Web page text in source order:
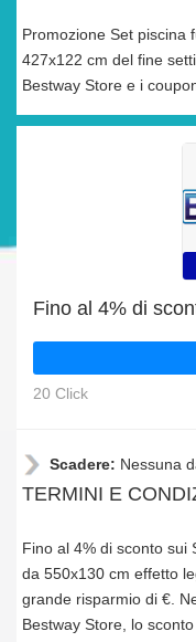
Promozione Set piscina
427x122 cm del fine
Bestway Store e i
20 Click
Scadere: Nessuna
TERMINI E
Fino al 4% di sconto sui
da 550x130 cm effetto
grande risparmio di €.
Bestway Store, lo